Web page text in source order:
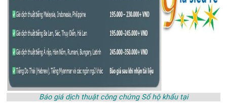
Báo giá dịch thuật công chứng Sổ hộ khẩu tại